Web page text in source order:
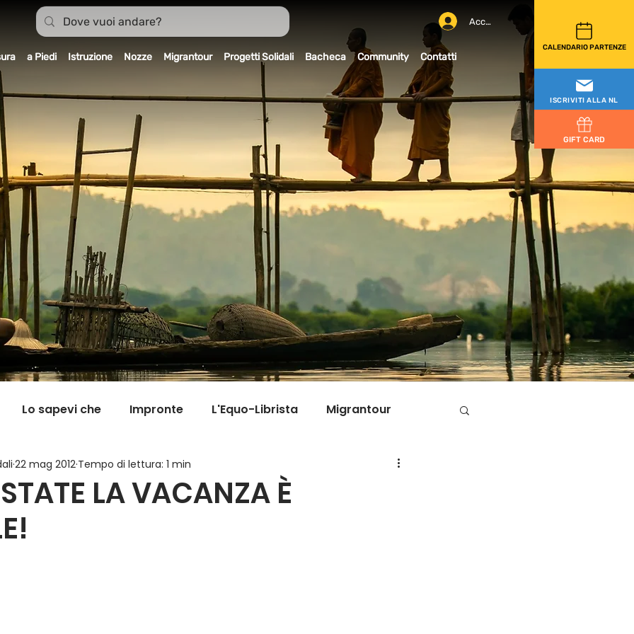
CALENDARIO PARTENZE
Accedi
ISCRIVITI ALLA NL
GIFT CARD
a Piedi Istruzione Nozze Migrantour Progetti Solidali Bacheca Community Contatti
Lo sapevi che Impronte L'Equo-Librista Migrantour
Good News I Viaggi della Tarta
Il mondo fuori mi aspetta
LA VACANZA È
22 mag 2012 Tempo di lettura: 1 min